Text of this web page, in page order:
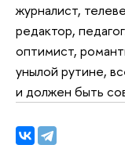
журналист,
редактор,
оптимист,
унылой рутине,
и должен быть